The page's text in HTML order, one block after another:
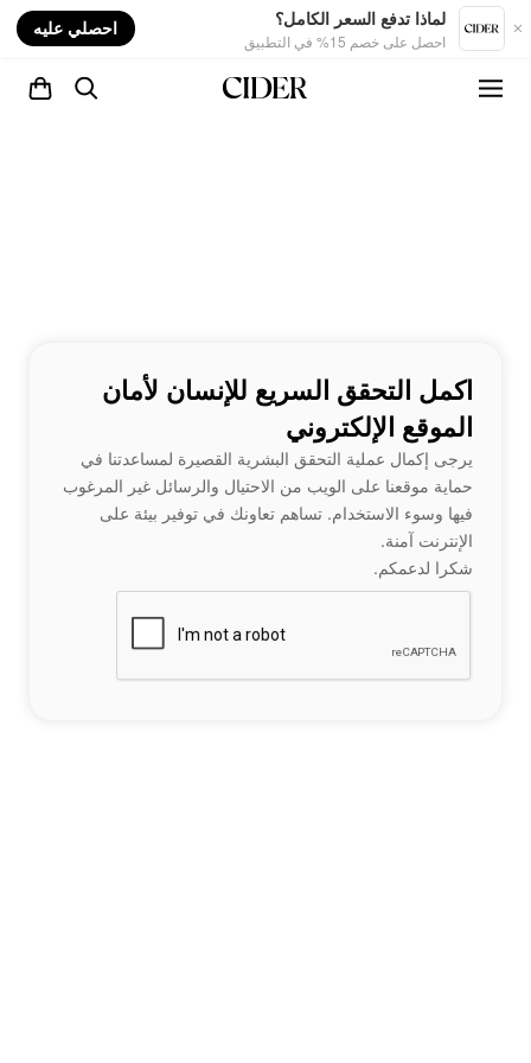
لماذا تدفع السعر الكامل؟
احصل على خصم 15% في التطبيق
احصلي عليه
اكمل التحقق السريع للإنسان لأمان
الموقع الإلكتروني
يرجى إكمال عملية التحقق البشرية القصيرة لمساعدتنا في
حماية موقعنا على الويب من الاحتيال والرسائل غير المرغوب
فيها وسوء الاستخدام. تساهم تعاونك في توفير بيئة على
الإنترنت آمنة.
شكرا لدعمكم.